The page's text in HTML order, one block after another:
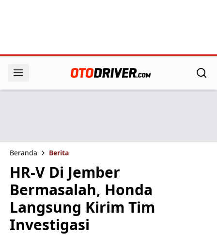
Beranda Berita
HR-V Di Jember
Bermasalah, Honda
Langsung Kirim Tim
Investigasi